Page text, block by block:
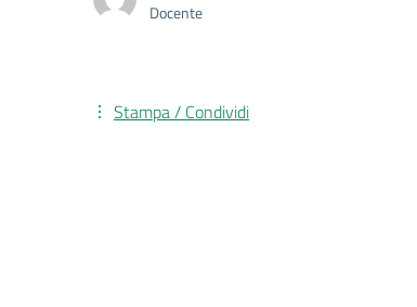
Docente
Stampa / Condividi